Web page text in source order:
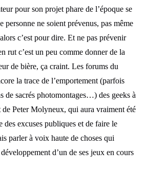
pour son projet phare de l’époque se
personne ne soient prévenus, pas même
c’est pour dire. Et ne pas prévenir
rut c’est un peu comme donner de la
de bière, ça craint. Les forums du
la trace de l’emportement (parfois
de sacrés photomontages…) des geeks à
de Peter Molyneux, qui aura vraiment été
des excuses publiques et de faire le
parler à voix haute de choses qui
d’un de ses jeux en cours